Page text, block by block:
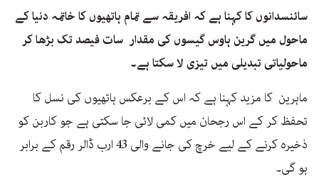
سائنسدانوں کا کہنا ہے کہ افریقہ سے تمام ہاتھیوں کا خاتمہ دنیا کے
ماحول میں گرین ہاوس گیسوں کی مقدار سات فیصد تک بڑھا کر
ماحولیاتی تبدیلی میں تیزی لا سکتا ہے۔
ماہرین کا مزید کہنا ہے کہ اس کے برعکس ہاتھیوں کی نسل کا
تحفظ کر کے اس رجحان میں کمی لائی جا سکتی ہے جو کاربن کو
ذخیرہ کرنے کے لیے خرچ کی جانے والی 43 ارب ڈالر رقم کے برابر
ہو گی۔